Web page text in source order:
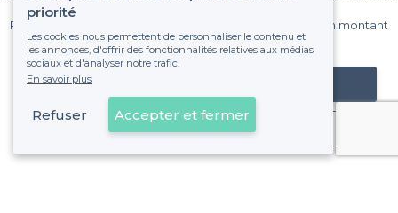
Pas de commissions et sans engagement, vous payez un montant
fixe sans risque de voir déraper la facture.
Référencer mon établissement
Déjà client
priorité
Les cookies nous permettent de personnaliser le contenu et
les annonces, d'offrir des fonctionnalités relatives aux médias
sociaux et d'analyser notre trafic.
En savoir plus
Refuser Accepter et fermer